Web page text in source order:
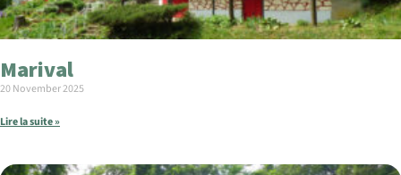
Marival
20 November 2025
Lire la suite »